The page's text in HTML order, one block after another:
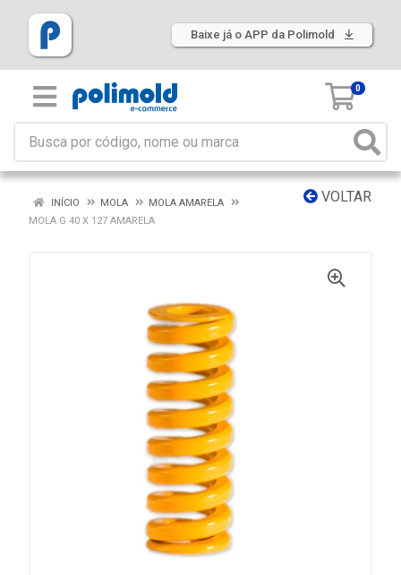
Baixe já o APP da Polimold
0
VOLTAR
INÍCIO MOLA
MOLA AMARELA
MOLA G 40 X 127 AMARELA